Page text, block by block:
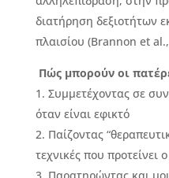
διατήρηση δεξιοτήτων
πλαισίου (Brannon et
Πώς μπορούν οι
1. Συμμετέχοντας σε
όταν είναι εφικτό
2. Παίζοντας
τεχνικές που προτείνει
3. Παρατηρώντας και